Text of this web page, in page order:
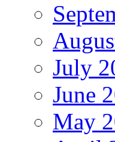
July
June
May